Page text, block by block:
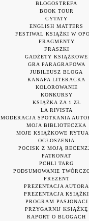
BLOGOSTREFA
BOOK TOUR
CYTATY
ENGLISH MATTERS
FESTIWAL KSIĄŻKI W
FRAGMENTY
FRASZKI
GADŻETY KSIĄŻKOWE
GRA PARAGRAFOWA
JUBILEUSZ BLOGA
KANAPA LITERACKA
KOLOROWANIE
KONKURSY
KSIĄŻKA ZA 1 ZŁ
LA RIVISTA
MODERACJA SPOTKANIA
MOJA BIBLIOTECZKA
MOJE KSIĄŻKOWE
OGŁOSZENIA
POCISK Z MOJĄ
PATRONAT
PCHLI TARG
PODSUMOWANIE
PREZENT
PREZENTACJA AUTORA
PREZENTACJA KSIĄŻKI
PROGRAM PASJONACI
PRZYGARNIJ KSIĄŻKĘ
RAPORT O BLOGACH